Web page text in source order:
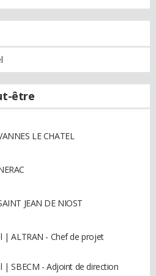
être
LE CHATEL
JEAN DE NIOST
| ALTRAN - Chef de projet
| SBECM - Adjoint de direction